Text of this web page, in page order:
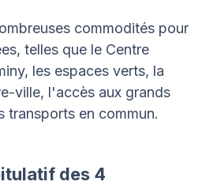
commodités pour
telles que le Centre
les espaces verts, la
ville, l'accès aux grands
transports en commun.
des 4